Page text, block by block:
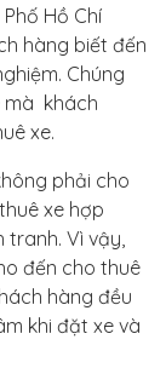
Hồ Chí
hàng biết đến
Chúng
mà khách
xe.
phải cho
xe hợp
Vì vậy,
đến cho thuê
hàng đều
khi đặt xe và